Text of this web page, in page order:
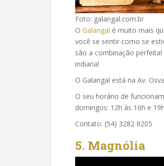
Foto: galangal.com.br
O Galangal é muito mais
você se sentir como se
são a combinação
indiana!
O Galangal está na Av.
O seu horário de
domingos: 12h às 16h e
Contato: (54) 3282 8205
5. Magnólia